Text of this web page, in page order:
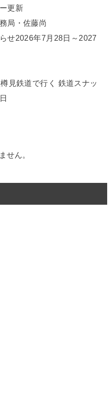
更新
局・佐藤尚
せ2026年7月28日～2027
見鉄道で行く 鉄道スナッ
せん。